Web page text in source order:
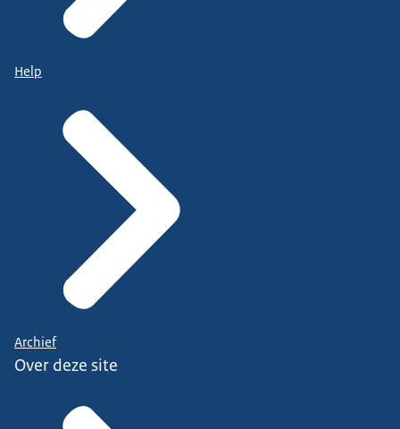
Help
Archief
Over deze site